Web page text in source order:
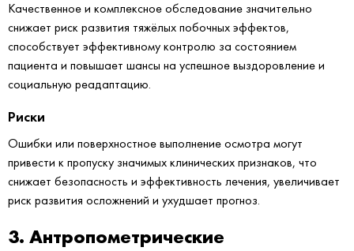
Качественное и комплексное обследование значительно
снижает риск развития тяжёлых побочных эффектов,
способствует эффективному контролю за состоянием
пациента и повышает шансы на успешное выздоровление и
социальную реадаптацию.
Риски
Ошибки или поверхностное выполнение осмотра могут
привести к пропуску значимых клинических признаков, что
снижает безопасность и эффективность лечения, увеличивает
риск развития осложнений и ухудшает прогноз.
3. Антропометрические